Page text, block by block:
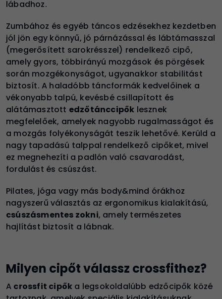
lábadhoz.
Zumbához és egyéb táncos edzésekhez kezdetben
jól jön egy könnyű, jó párnázással és lábtámasszal
(megerősített sarokrésszel) rendelkező cipő,
amely gyors, többirányú mozgások és pörgések
során mozgékonyságot, ugyanakkor stabilitást
biztosít. A haladóbb táncformák kedvelőinek a
vékonyabb talpú, kevésbé csillapított és
alátámasztott edzőtánccipők lesznek
megfelelőek, amelyek nagyobb rugalmasságot és
a mozgás folyékonyságát teszik lehetővé. Kerüld a
nagy tapadású talppal rendelkező cipőket, mivel
ez megnehezíti a padlón való csavarodást,
fordulást és csúszást.
Pilates, jóga vagy más body&mind órákhoz
nagyszerű választás az ergonomikus kialakítású,
csúszásmentes zokni, amely természetes
hajlítást biztosít a lábnak.
Milyen cipőt válassz crossfithez?
A crossfit cipők a legsokoldalúbb edzőcipők közé